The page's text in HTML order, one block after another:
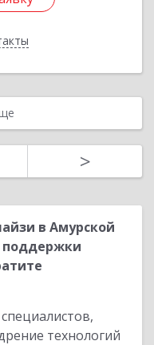
>
в Амурской
поддержки
технологий